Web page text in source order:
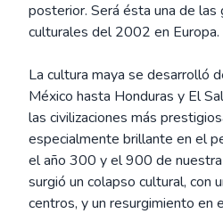
posterior. Será ésta una de las
culturales del 2002 en Europa.
La cultura maya se desarrolló
México hasta Honduras y El
las civilizaciones más
especialmente brillante en el
el año 300 y el 900 de
surgió un colapso cultural, con
centros, y un resurgimiento en